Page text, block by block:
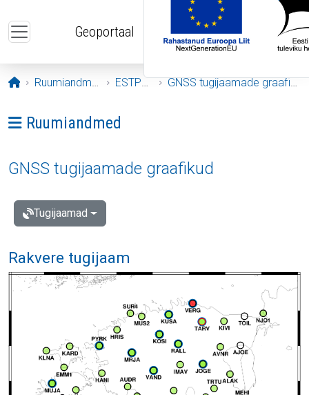
Geoportaal
Avaleht
Ruumiandmed ESTPOS GNSS tugijaamade graafikud
Ava menüü: Ruumiandmed
Ruumiandmed
GNSS tugijaamade graafikud
Tugijaamad
Rakvere tugijaam